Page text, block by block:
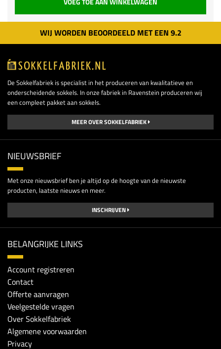
WIJ WORDEN BEOORDEELD MET EEN 9.2
De Sokkelfabriek is specialist in het produceren van kwalitatieve en
onderscheidende sokkels. In onze fabriek in Ravenstein produceren wij
een compleet pakket aan sokkels.
MEER OVER SOKKELFABRIEK
NIEUWSBRIEF
Met onze nieuwsbrief ben je altijd op de hoogte van de nieuwste
producten, laatste nieuws en meer.
INSCHRIJVEN
BELANGRIJKE LINKS
Account registreren
Contact
Offerte aanvragen
Veelgestelde vragen
Over Sokkelfabriek
Algemene voorwaarden
Privacy